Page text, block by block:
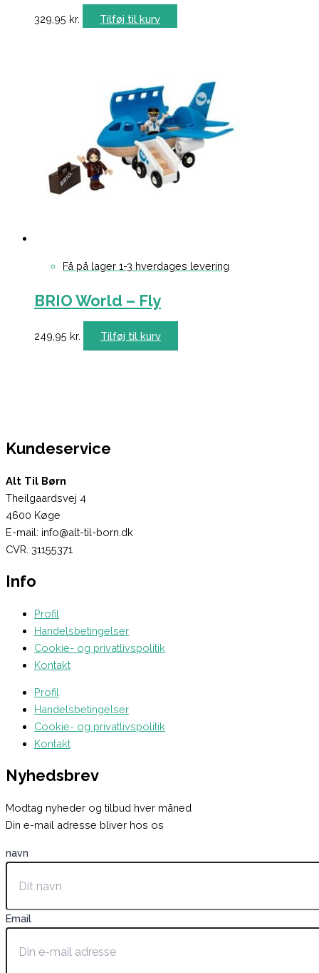
329,95 kr. Tilføj til kurv
Få på lager 1-3 hverdages levering
BRIO World – Fly
249,95 kr. Tilføj til kurv
Kundeservice
Alt Til Børn
Theilgaardsvej 4
4600 Køge
E-mail: info@alt-til-born.dk
CVR. 31155371
Info
Profil
Handelsbetingelser
Cookie- og privatlivspolitik
Kontakt
Profil
Handelsbetingelser
Cookie- og privatlivspolitik
Kontakt
Nyhedsbrev
Modtag nyheder og tilbud hver måned
Din e-mail adresse bliver hos os
navn
Email